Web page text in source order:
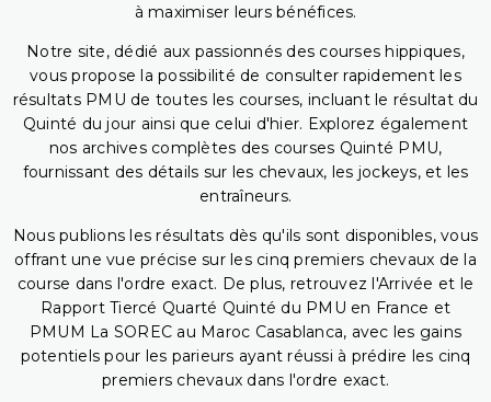
à maximiser leurs bénéfices.
Notre site, dédié aux passionnés des courses hippiques,
vous propose la possibilité de consulter rapidement les
résultats PMU de toutes les courses, incluant le résultat du
Quinté du jour ainsi que celui d'hier. Explorez également
nos archives complètes des courses Quinté PMU,
fournissant des détails sur les chevaux, les jockeys, et les
entraîneurs.
Nous publions les résultats dès qu'ils sont disponibles, vous
offrant une vue précise sur les cinq premiers chevaux de la
course dans l'ordre exact. De plus, retrouvez l'Arrivée et le
Rapport Tiercé Quarté Quinté du PMU en France et
PMUM La SOREC au Maroc Casablanca, avec les gains
potentiels pour les parieurs ayant réussi à prédire les cinq
premiers chevaux dans l'ordre exact.